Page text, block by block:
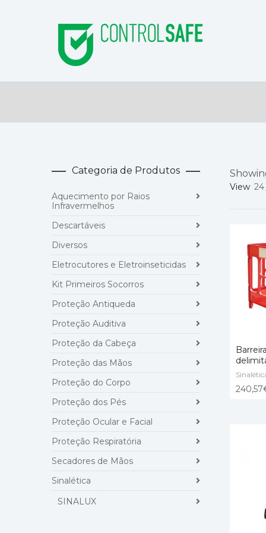
View 24
240,57
Categoria de Produtos
Aquecimento por Raios
Infravermelhos
Descartáveis
Diversos
Eletrocutores e Eletroinseticidas
Kit Primeiros Socorros
Proteção Antiqueda
Proteção Auditiva
Proteção da Cabeça
Proteção das Mãos
Proteção do Corpo
Proteção dos Pés
Proteção Ocular e Facial
Proteção Respiratória
Secadores de Mãos
Sinalética
SINALUX